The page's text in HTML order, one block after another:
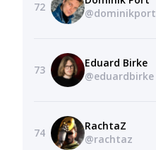
72
@dominikport
73
Eduard Birke
@eduardbirke
74
RachtaZ
@rachtaz